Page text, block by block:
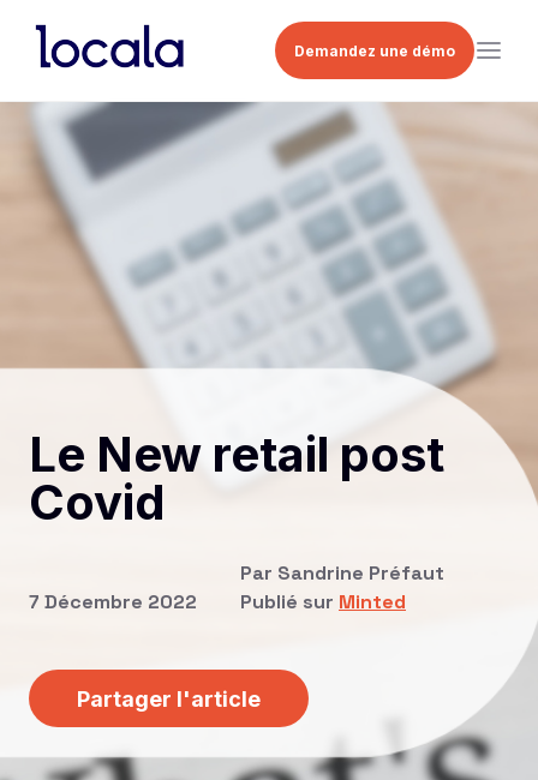
Demandez une démo
Le New retail post
Covid
7 Décembre 2022
Par Sandrine Préfaut
Publié sur Minted
Partager l'article